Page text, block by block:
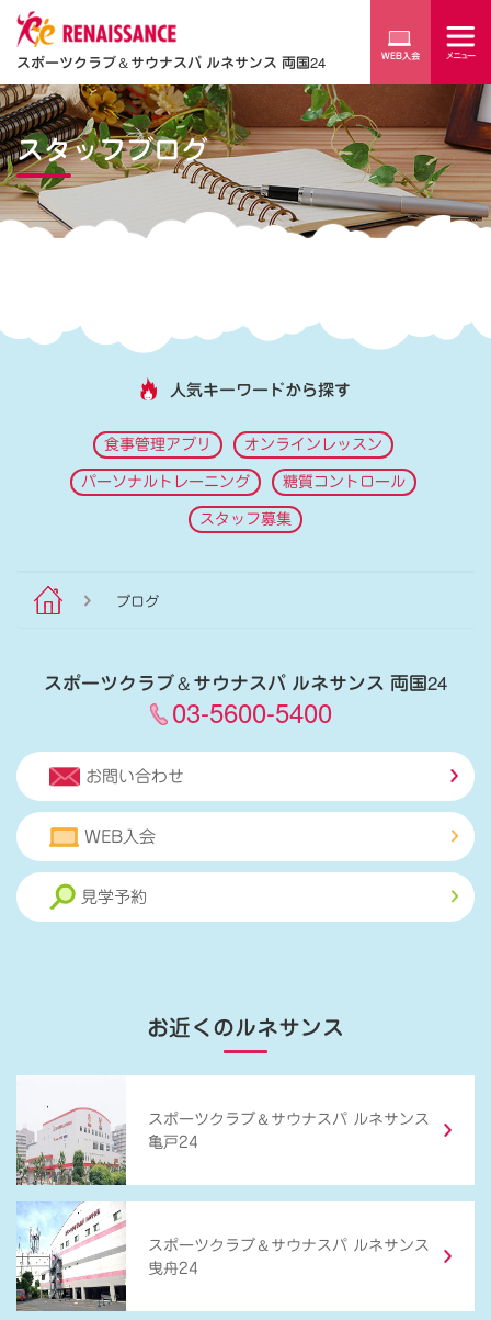
スポーツクラブ＆サウナスパ ルネサンス 両国24
スタッフブログ
人気キーワードから探す
食事管理アプリ オンラインレッスン
パーソナルトレーニング 糖質コントロール
スタッフ募集
ブログ
スポーツクラブ＆サウナスパ ルネサンス 両国24
03-5600-5400
お問い合わせ
WEB入会
見学予約
お近くのルネサンス
スポーツクラブ ＆ サウナスパ ルネサンス
亀戸24
スポーツクラブ ＆ サウナスパ ルネサンス
曳舟24